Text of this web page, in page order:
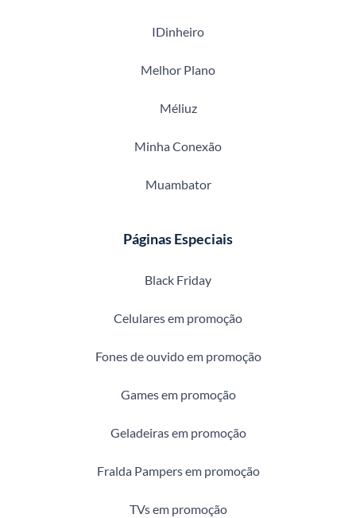
IDinheiro
Melhor Plano
Méliuz
Minha Conexão
Muambator
Páginas Especiais
Black Friday
Celulares em promoção
Fones de ouvido em promoção
Games em promoção
Geladeiras em promoção
Fralda Pampers em promoção
TVs em promoção